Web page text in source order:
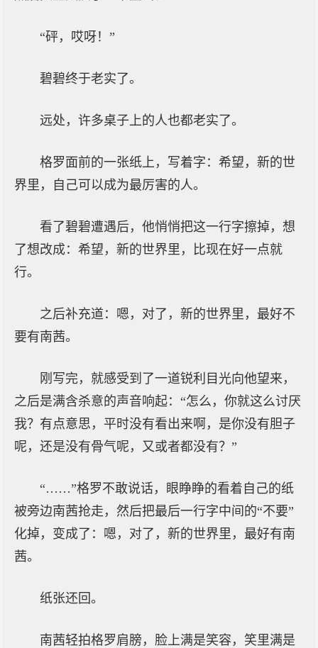
“砰，哎呀！”
碧碧终于老实了。
远处，许多桌子上的人也都老实了。
格罗面前的一张纸上，写着字：希望，新的世
界里，自己可以成为最厉害的人。
看了碧碧遭遇后，他悄悄把这一行字擦掉，想
了想改成：希望，新的世界里，比现在好一点就
行。
之后补充道：嗯，对了，新的世界里，最好不
要有南茜。
刚写完，就感受到了一道锐利目光向他望来，
之后是满含杀意的声音响起：“怎么，你就这么讨厌
我？有点意思，平时没有看出来啊，是你没有胆子
呢，还是没有骨气呢，又或者都没有？”
“……”格罗不敢说话，眼睁睁的看着自己的纸
被旁边南茜抢走，然后把最后一行字中间的“不要”
化掉，变成了：嗯，对了，新的世界里，最好有南
茜。
纸张还回。
南茜轻拍格罗肩膀，脸上满是笑容，笑里满是